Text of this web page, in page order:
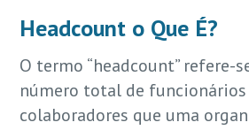
Headcount o Que É?
O termo “headcount” refere-
número total de funcionários
colaboradores que uma